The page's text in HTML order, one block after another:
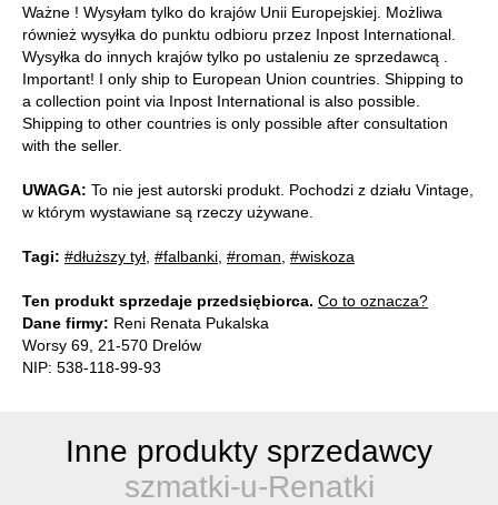
Ważne ! Wysyłam tylko do krajów Unii Europejskiej. Możliwa
również wysyłka do punktu odbioru przez Inpost International.
Wysyłka do innych krajów tylko po ustaleniu ze sprzedawcą .
Important! I only ship to European Union countries. Shipping to
a collection point via Inpost International is also possible.
Shipping to other countries is only possible after consultation
with the seller.
UWAGA: To nie jest autorski produkt. Pochodzi z działu Vintage,
w którym wystawiane są rzeczy używane.
Tagi: #dłuższy tył #falbanki #roman #wiskoza
Ten produkt sprzedaje przedsiębiorca. Co to oznacza?
Dane firmy: Reni Renata Pukalska
Worsy 69, 21-570 Drelów
NIP: 538-118-99-93
Inne produkty sprzedawcy
szmatki-u-Renatki